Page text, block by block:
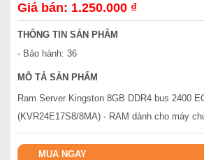
Giá bán: 1.250.000 ₫
THÔNG TIN SẢN PHẨM
- Bảo hành: 36
MÔ TẢ SẢN PHẨM
Ram Server Kingston 8GB DDR4 bus 2400
(KVR24E17S8/8MA) - RAM dành cho máy
MUA NGAY